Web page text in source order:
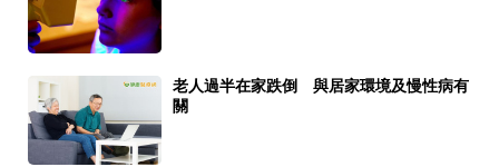
老人過半在家跌倒 與居家環境及慢性病有
關